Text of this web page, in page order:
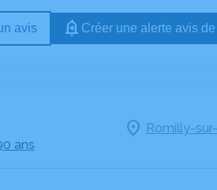
avis Créer une alerte avis
ans
Romilly-